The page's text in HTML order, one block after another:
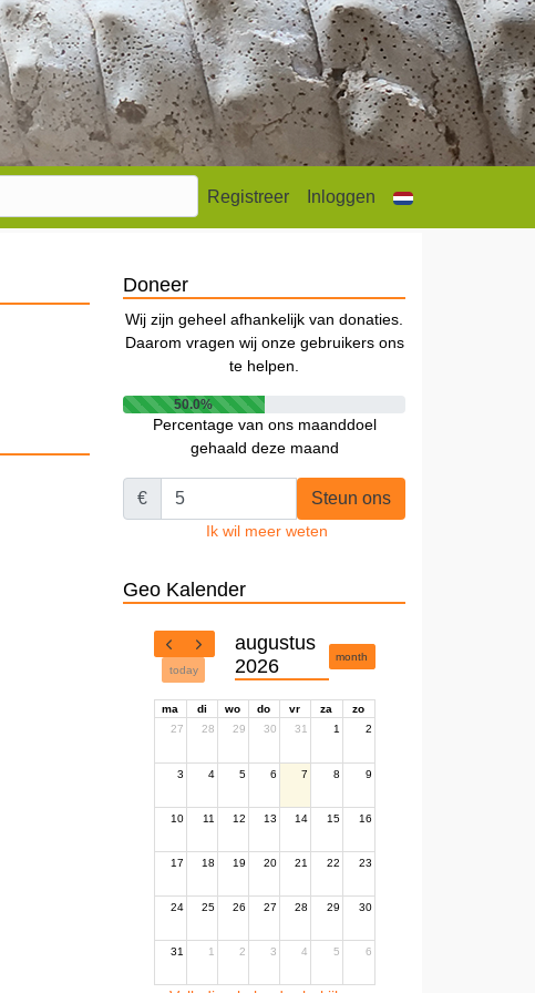
Registreer Inloggen
Doneer
Wij zijn geheel afhankelijk van donaties.
Daarom vragen wij onze gebruikers ons
te helpen.
50.0%
Percentage van ons maanddoel
gehaald deze maand
€ Steun ons
Ik wil meer weten
Geo Kalender
today
augustus
2026
month
ma di wo do vr za
zo
27
28 29 30 31 1 2
3 4 5 6 7 8 9
10 11 12 13 14 15 16
17 18 19 20 21 22 23
24 25 26 27 28 29 30
31 1 2 3 4 5 6